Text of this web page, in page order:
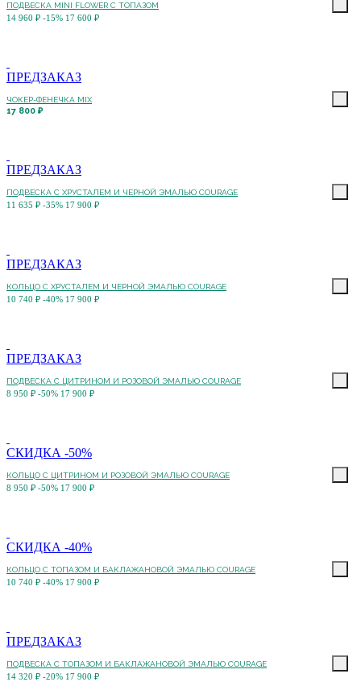
ПОДВЕСКА MINI FLOWER С ТОПАЗОМ
14 960 ₽ -15% 17 600 ₽
ПРЕДЗАКАЗ
ЧОКЕР-ФЕНЕЧКА MIX
17 800 ₽
ПРЕДЗАКАЗ
ПОДВЕСКА С ХРУСТАЛЕМ И ЧЕРНОЙ ЭМАЛЬЮ COURAGE
11 635 ₽ -35% 17 900 ₽
ПРЕДЗАКАЗ
КОЛЬЦО С ХРУСТАЛЕМ И ЧЕРНОЙ ЭМАЛЬЮ COURAGE
10 740 ₽ -40% 17 900 ₽
ПРЕДЗАКАЗ
ПОДВЕСКА С ЦИТРИНОМ И РОЗОВОЙ ЭМАЛЬЮ COURAGE
8 950 ₽ -50% 17 900 ₽
СКИДКА -50%
КОЛЬЦО С ЦИТРИНОМ И РОЗОВОЙ ЭМАЛЬЮ COURAGE
8 950 ₽ -50% 17 900 ₽
СКИДКА -40%
КОЛЬЦО С ТОПАЗОМ И БАКЛАЖАНОВОЙ ЭМАЛЬЮ COURAGE
10 740 ₽ -40% 17 900 ₽
ПРЕДЗАКАЗ
ПОДВЕСКА С ТОПАЗОМ И БАКЛАЖАНОВОЙ ЭМАЛЬЮ COURAGE
14 320 ₽ -20% 17 900 ₽